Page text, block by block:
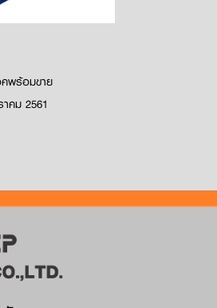
พร้อมขาย
คม 2561